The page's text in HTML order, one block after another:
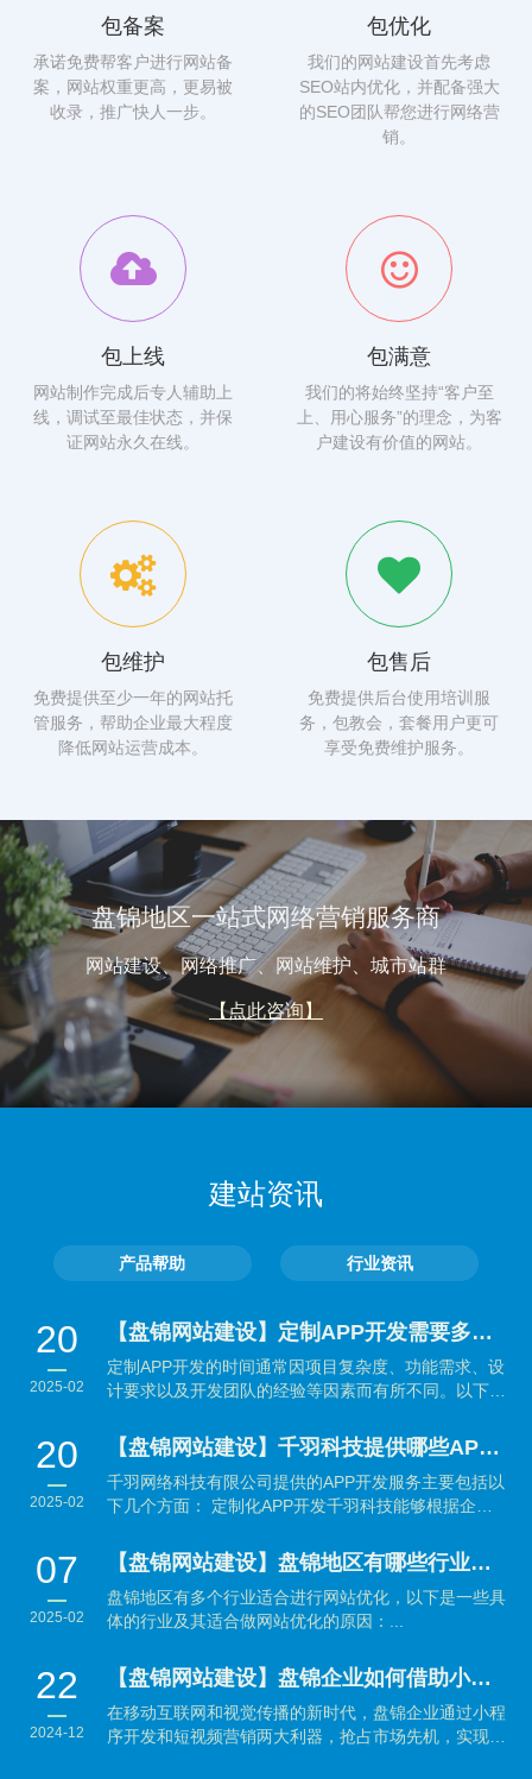
包备案
承诺免费帮客户进行网站备
案，网站权重更高，更易被
收录，推广快人一步。
包优化
我们的网站建设首先考虑
SEO站内优化，并配备强大
的SEO团队帮您进行网络营
销。
包上线
网站制作完成后专人辅助上
线，调试至最佳状态，并保
证网站永久在线。
包满意
我们的将始终坚持“客户至
上、用心服务”的理念，为客
户建设有价值的网站。
包维护
免费提供至少一年的网站托
管服务，帮助企业最大程度
降低网站运营成本。
包售后
免费提供后台使用培训服
务，包教会，套餐用户更可
享受免费维护服务。
盘锦地区一站式网络营销服务商
网站建设、网络推广、网站维护、城市站群
【点此咨询】
建站资讯
产品帮助 行业资讯
20
2025-02
【盘锦网站建设】定制APP开发需要多长时间？
定制APP开发的时间通常因项目复杂度、功能需求、设
计要求以及开发团队的经验等因素而有所不同。以下是
20
2025-02
【盘锦网站建设】千羽科技提供哪些APP开发服务？
千羽网络科技有限公司提供的APP开发服务主要包括以
下几个方面： 定制化APP开发千羽科技能够根据企业
07
2025-02
【盘锦网站建设】盘锦地区有哪些行业适合做网站优化？
盘锦地区有多个行业适合进行网站优化，以下是一些具
体的行业及其适合做网站优化的原因：...
22
2024-12
【盘锦网站建设】盘锦企业如何借助小程序开发与短视频营销抢占市场先机？
在移动互联网和视觉传播的新时代，盘锦企业通过小程
序开发和短视频营销两大利器，抢占市场先机，实现品